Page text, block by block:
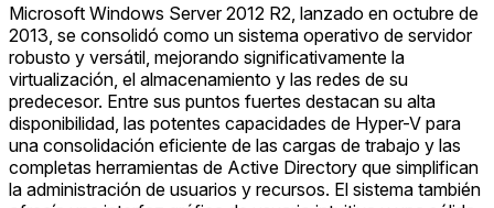
Microsoft Windows Server 2012 R2, lanzado en octubre de
2013, se consolidó como un sistema operativo de servidor
robusto y versátil, mejorando significativamente la
virtualización, el almacenamiento y las redes de su
predecesor. Entre sus puntos fuertes destacan su alta
disponibilidad, las potentes capacidades de Hyper-V para
una consolidación eficiente de las cargas de trabajo y las
completas herramientas de Active Directory que simplifican
la administración de usuarios y recursos. El sistema también